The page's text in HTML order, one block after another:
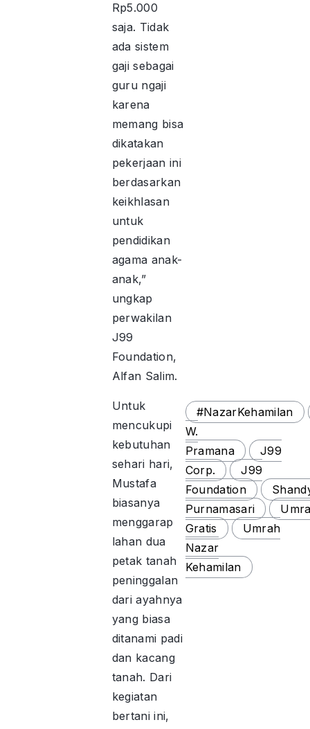
Rp5.000
saja. Tidak
ada sistem
gaji sebagai
guru ngaji
karena
memang bisa
dikatakan
pekerjaan ini
berdasarkan
keikhlasan
untuk
pendidikan
agama anak-
anak,”
ungkap
perwakilan
J99
Foundation,
Alfan Salim.
Untuk
mencukupi
kebutuhan
sehari hari,
Mustafa
biasanya
menggarap
lahan dua
petak tanah
peninggalan
dari ayahnya
yang biasa
ditanami padi
dan kacang
tanah. Dari
kegiatan
bertani ini,
#NazarKehamilan
W.
Pramana
J99
Corp.
J99
Foundation
Purnamasari
Gratis
Umrah
Nazar
Kehamilan